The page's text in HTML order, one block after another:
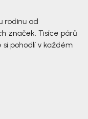
rodinu od
značek. Tisíce párů
pohodlí v každém